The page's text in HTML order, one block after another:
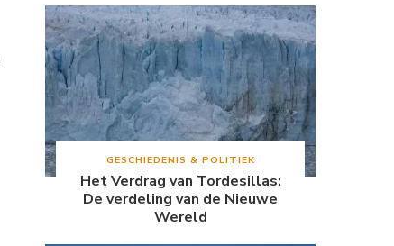
GESCHIEDENIS & POLITIEK
Het Verdrag van Tordesillas:
De verdeling van de Nieuwe
Wereld